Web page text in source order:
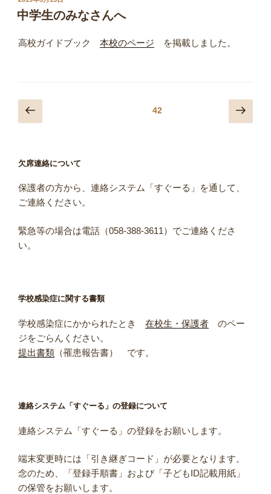
稿
日:
中学生のみなさんへ
高校ガイドブック 本校のページ を掲載しました。
投
稿
ビ
ー
シ
ョ
ン
前
の
ジ
固定ページ42
次
の
欠席連絡について
保護者の方から、連絡システム「すぐーる」を通して、
ご連絡ください。
緊急等の場合は電話（058-388-3611）でご連絡くださ
い。
学校感染症に関する書類
学校感染症にかかられたとき 在校生・保護者 のペー
ジをごらんください。
提出書類 （罹患報告書） です。
連絡システム「すぐーる」の登録について
連絡システム「すぐーる」の登録をお願いします。
端末変更時には「引き継ぎコード」が必要となります。
念のため、「登録手順書」および「子どもID記載用紙」
の保管をお願いします。